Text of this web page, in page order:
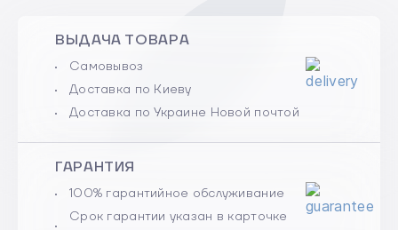
ВЫДАЧА ТОВАРА
Самовывоз
Доставка по Киеву
Доставка по Украине Новой почтой
ГАРАНТИЯ
100% гарантийное обслуживание
Срок гарантии указан в карточке